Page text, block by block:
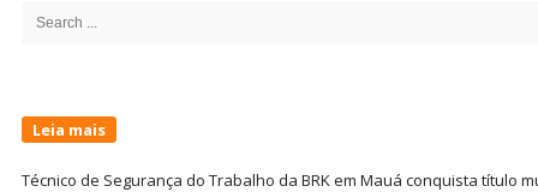
Search
Leia mais
Técnico de Segurança do Trabalho da BRK em Mauá conquista título